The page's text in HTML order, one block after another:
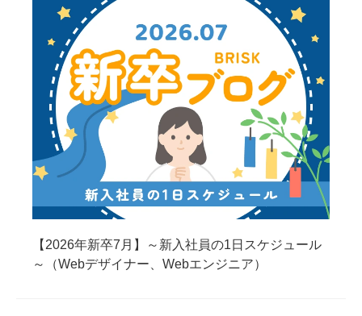
【2026年新卒7月】～新入社員の1日スケジュール
～（Webデザイナー、Webエンジニア）